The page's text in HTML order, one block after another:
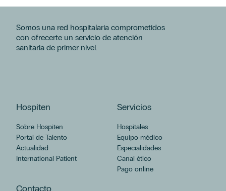
Somos una red hospitalaria comprometidos
con ofrecerte un servicio de atención
sanitaria de primer nivel.
Hospiten
Sobre Hospiten
Portal de Talento
Actualidad
International Patient
Servicios
Hospitales
Equipo médico
Especialidades
Canal ético
Pago online
Contacto